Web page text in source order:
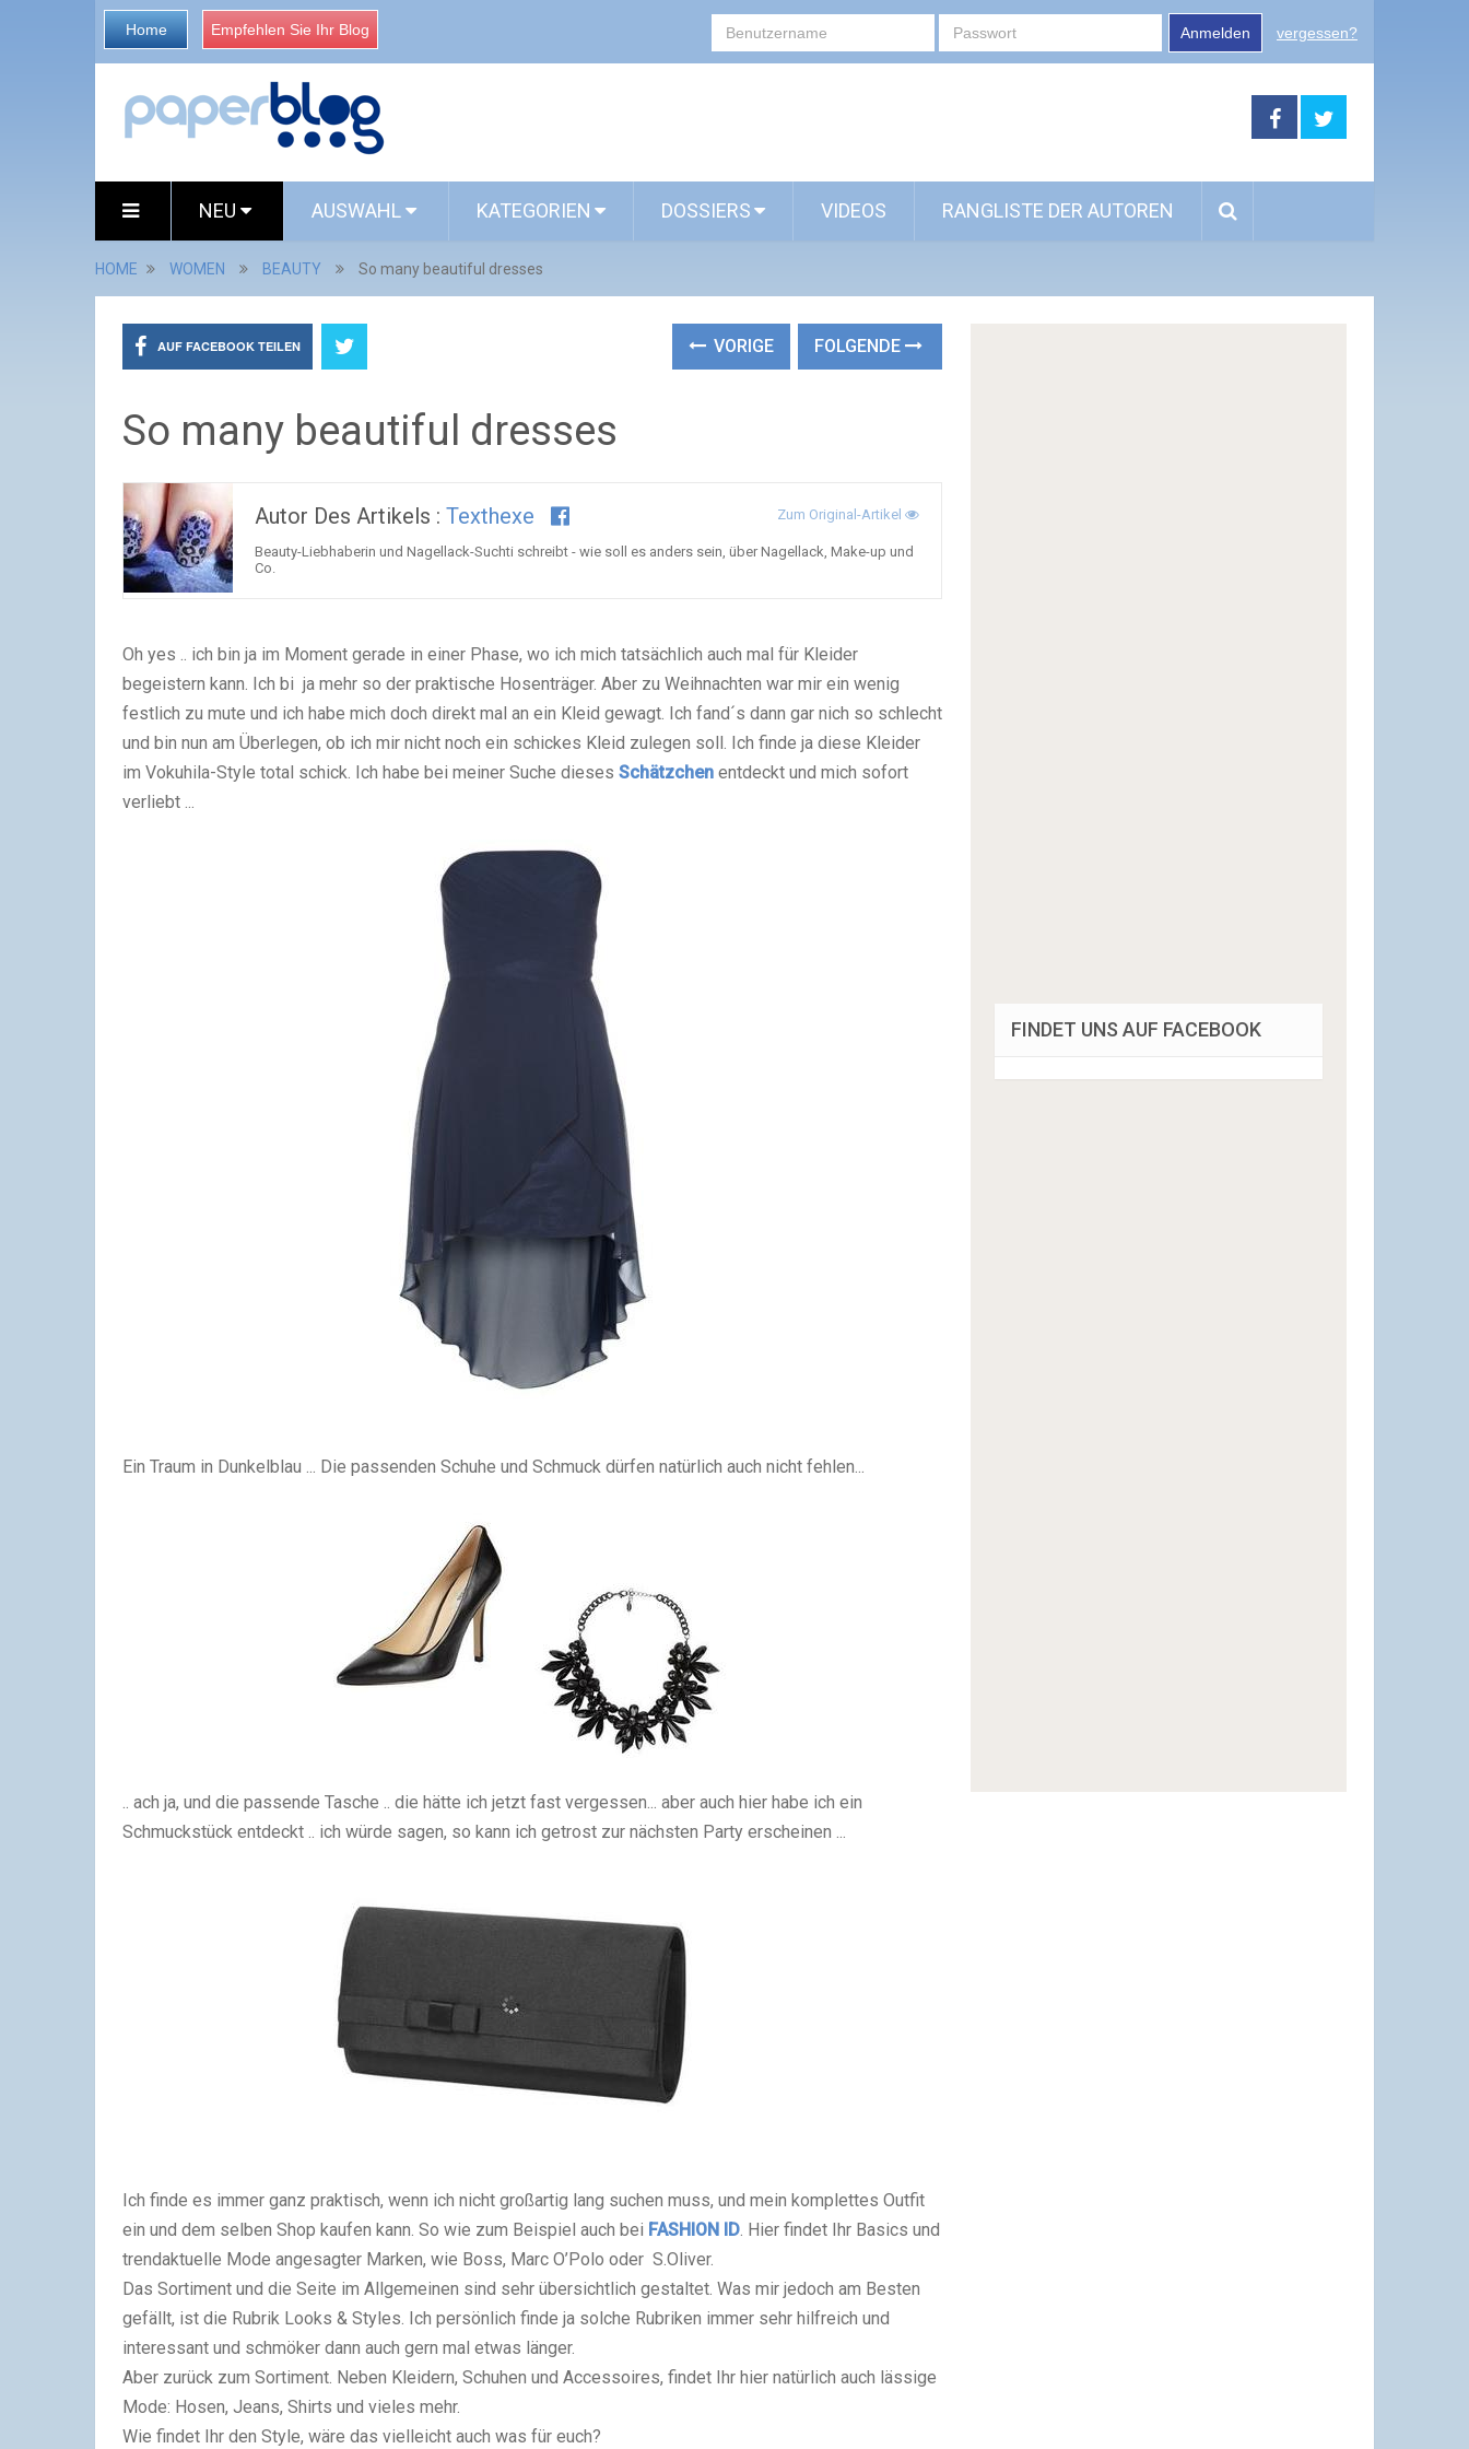
Home Empfehlen Sie Ihr Blog Anmelden vergessen?
NEU AUSWAHL KATEGORIEN DOSSIERS VIDEOS RANGLISTE DER AUTOREN
HOME WOMEN BEAUTY So many beautiful dresses
AUF FACEBOOK TEILEN VORIGE FOLGENDE
So many beautiful dresses
Autor Des Artikels : Texthexe Zum Original-Artikel
Beauty-Liebhaberin und Nagellack-Suchti schreibt - wie soll es anders sein, über Nagellack, Make-up und
Co.
Oh yes .. ich bin ja im Moment gerade in einer Phase, wo ich mich tatsächlich auch mal für Kleider
begeistern kann. Ich bi ja mehr so der praktische Hosenträger. Aber zu Weihnachten war mir ein wenig
festlich zu mute und ich habe mich doch direkt mal an ein Kleid gewagt. Ich fand´s dann gar nich so schlecht
und bin nun am Überlegen, ob ich mir nicht noch ein schickes Kleid zulegen soll. Ich finde ja diese Kleider
im Vokuhila-Style total schick. Ich habe bei meiner Suche dieses Schätzchen entdeckt und mich sofort
verliebt ...
Ein Traum in Dunkelblau ... Die passenden Schuhe und Schmuck dürfen natürlich auch nicht fehlen...
.. ach ja, und die passende Tasche .. die hätte ich jetzt fast vergessen... aber auch hier habe ich ein
Schmuckstück entdeckt .. ich würde sagen, so kann ich getrost zur nächsten Party erscheinen ...
Ich finde es immer ganz praktisch, wenn ich nicht großartig lang suchen muss, und mein komplettes Outfit
ein und dem selben Shop kaufen kann. So wie zum Beispiel auch bei FASHION ID. Hier findet Ihr Basics und
trendaktuelle Mode angesagter Marken, wie Boss, Marc O’Polo oder S.Oliver.
Das Sortiment und die Seite im Allgemeinen sind sehr übersichtlich gestaltet. Was mir jedoch am Besten
gefällt, ist die Rubrik Looks & Styles. Ich persönlich finde ja solche Rubriken immer sehr hilfreich und
interessant und schmöker dann auch gern mal etwas länger.
Aber zurück zum Sortiment. Neben Kleidern, Schuhen und Accessoires, findet Ihr hier natürlich auch lässige
Mode: Hosen, Jeans, Shirts und vieles mehr.
Wie findet Ihr den Style, wäre das vielleicht auch was für euch?
FINDET UNS AUF FACEBOOK